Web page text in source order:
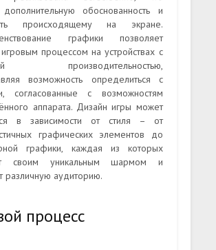
обоснованность и
происходящему на экране.
графики позволяет
процессом на устройствах с
производительностью,
возможность определиться с
согласованные с возможностям
аппарата. Дизайн игры может
в зависимости от стиля – от
графических элементов до
графики, каждая из которых
своим уникальным шармом и
различную аудиторию.
процесс